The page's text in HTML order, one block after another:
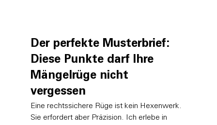
Der perfekte Musterbrief:
Diese Punkte darf Ihre
Mängelrüge nicht
vergessen
Eine rechtssichere Rüge ist kein Hexenwerk.
Sie erfordert aber Präzision. Ich erlebe in